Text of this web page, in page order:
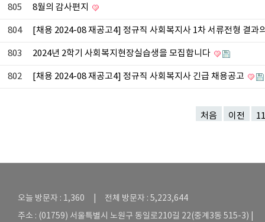
805 8월의 감사편지
804 [채용 2024-08 재공고4] 정규직 사회복지사 1차 서류전형 결과
803 2024년 2학기 사회복지현장실습생을 모집합니다
802 [채용 2024-08 재공고4] 정규직 사회복지사 긴급 채용공고
처음 이전 11
오늘 방문자 : 1,360 | 전체 방문자 : 5,223,644
주소 : (01759) 서울특별시 노원구 동일로210길 22(중계3동 515-3) |